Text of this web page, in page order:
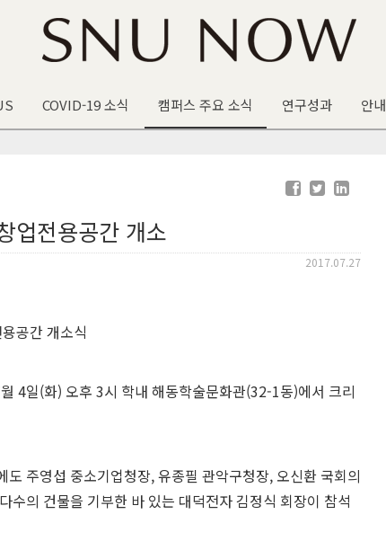
COVID-19 소식 캠퍼스 주요 소식 연구성과 안내
업전용공간 개소
2017.07.27
공간 개소식
4일(화) 오후 3시 학내 해동학술문화관(32-1동)에서 크리
주영섭 중소기업청장, 유종필 관악구청장, 오신환 국회의
수의 건물을 기부한 바 있는 대덕전자 김정식 회장이 참석